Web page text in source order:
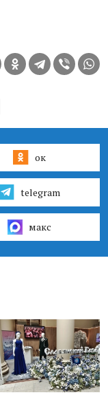
ок
telegram
макс